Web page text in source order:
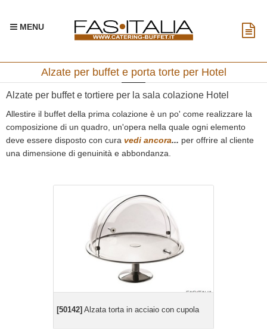
MENU
Alzate per buffet e porta torte per Hotel
Alzate per buffet e tortiere per la sala colazione Hotel
Allestire il buffet della prima colazione è un po' come realizzare la
composizione di un quadro, un'opera nella quale ogni elemento
deve essere disposto con cura vedi ancora... per offrire al cliente
una dimensione di genuinità e abbondanza.
[50142] Alzata torta in acciaio con cupola